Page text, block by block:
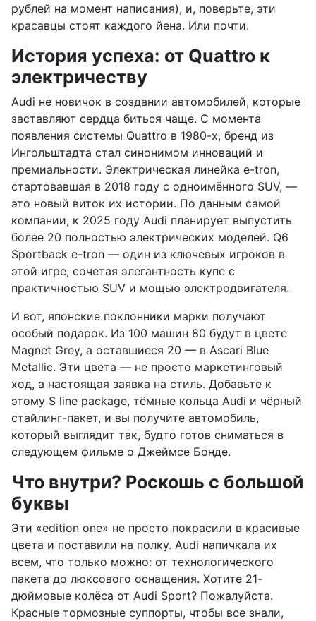
рублей на момент написания), и, поверьте, эти
красавцы стоят каждого йена. Или почти.
История успеха: от Quattro к
электричеству
Audi не новичок в создании автомобилей, которые
заставляют сердца биться чаще. С момента
появления системы Quattro в 1980-х, бренд из
Ингольштадта стал синонимом инноваций и
премиальности. Электрическая линейка e-tron,
стартовавшая в 2018 году с одноимённого SUV, —
это новый виток их истории. По данным самой
компании, к 2025 году Audi планирует выпустить
более 20 полностью электрических моделей. Q6
Sportback e-tron — один из ключевых игроков в
этой игре, сочетая элегантность купе с
практичностью SUV и мощью электродвигателя.
И вот, японские поклонники марки получают
особый подарок. Из 100 машин 80 будут в цвете
Magnet Grey, а оставшиеся 20 — в Ascari Blue
Metallic. Эти цвета — не просто маркетинговый
ход, а настоящая заявка на стиль. Добавьте к
этому S line package, тёмные кольца Audi и чёрный
стайлинг-пакет, и вы получите автомобиль,
который выглядит так, будто готов сниматься в
следующем фильме о Джеймсе Бонде.
Что внутри? Роскошь с большой
буквы
Эти «edition one» не просто покрасили в красивые
цвета и поставили на полку. Audi напичкала их
всем, что только можно: от технологического
пакета до люксового оснащения. Хотите 21-
дюймовые колёса от Audi Sport? Пожалуйста.
Красные тормозные суппорты, чтобы все знали,